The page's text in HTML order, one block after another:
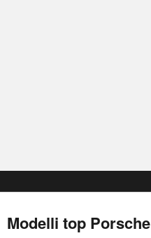
Modelli top Porsche